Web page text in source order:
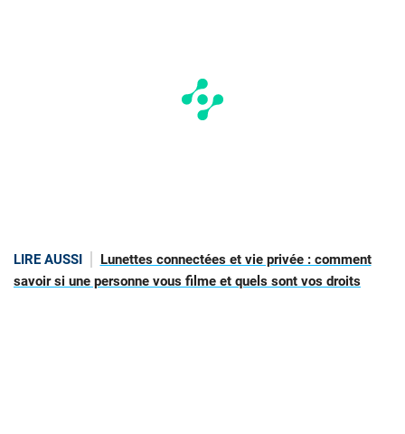
LIRE AUSSI
Lunettes connectées et vie privée : comment
savoir si une personne vous filme et quels sont vos droits